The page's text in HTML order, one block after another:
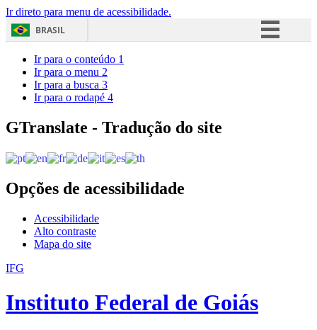
Ir direto para menu de acessibilidade.
BRASIL
Acesso à informação
Ir para o conteúdo 1
Ir para o menu 2
Ir para a busca 3
Ir para o rodapé 4
GTranslate - Tradução do site
Opções de acessibilidade
Acessibilidade
Alto contraste
Mapa do site
IFG
Instituto Federal de Goiás